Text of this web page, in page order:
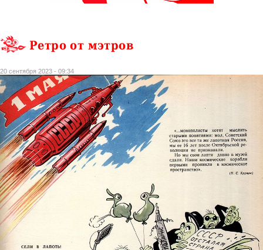
Ретро от мэтров
20 сентября 2023 - 09:34